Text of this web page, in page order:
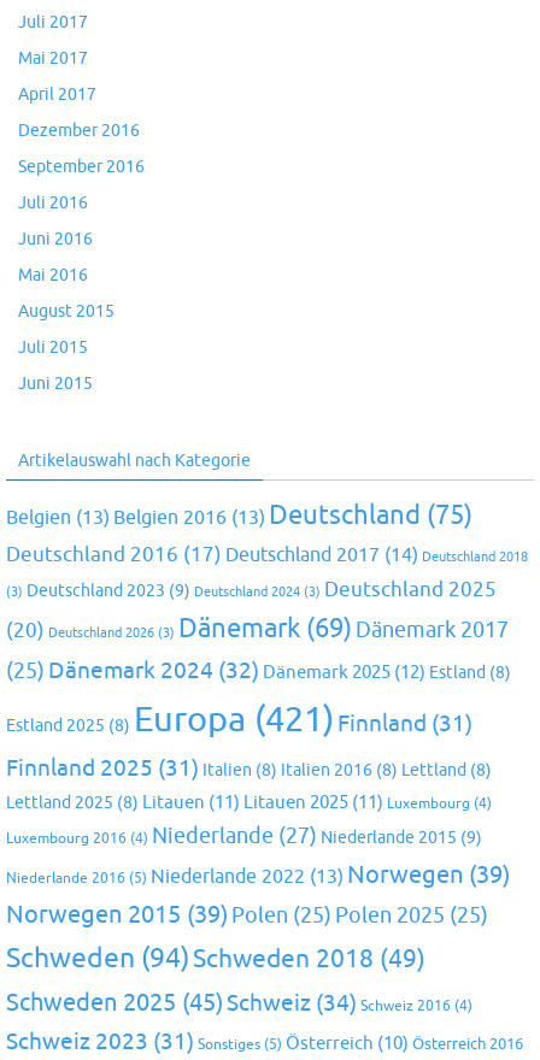
Juli 2017
Mai 2017
April 2017
Dezember 2016
September 2016
Juli 2016
Juni 2016
Mai 2016
August 2015
Juli 2015
Juni 2015
Artikelauswahl nach Kategorie
Belgien (13) Belgien 2016 (13) Deutschland (75)
Deutschland 2016 (17) Deutschland 2017 (14) Deutschland 2018
(3) Deutschland 2023 (9) Deutschland 2024 (3) Deutschland 2025
(20) Deutschland 2026 (3) Dänemark (69) Dänemark 2017
(25) Dänemark 2024 (32) Dänemark 2025 (12) Estland (8)
Estland 2025 (8) Europa (421) Finnland (31)
Finnland 2025 (31) Italien (8) Italien 2016 (8) Lettland (8)
Lettland 2025 (8) Litauen (11) Litauen 2025 (11) Luxembourg (4)
Luxembourg 2016 (4) Niederlande (27) Niederlande 2015 (9)
Niederlande 2016 (5) Niederlande 2022 (13) Norwegen (39)
Norwegen 2015 (39) Polen (25) Polen 2025 (25)
Schweden (94)Schweden 2018 (49)
Schweden 2025 (45)Schweiz (34) Schweiz 2016 (4)
Schweiz 2023 (31) Sonstiges (5) Österreich (10) Österreich 2016